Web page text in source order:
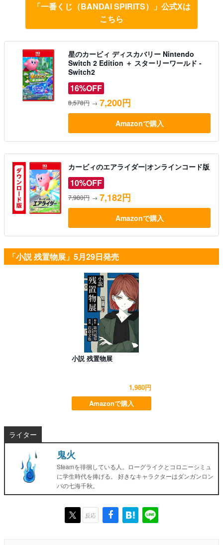
「一番くじ（BANDAI SPIRITS）」公式Xは
こちら
星のカービィ ディスカバリー Nintendo
Switch 2 Edition ＋ スターリーワールド -
Switch2
16%OFF
8,578円 → 7,200円
Amazonで購入
カービィのエアライダー|オンラインコード版
10%OFF
7,980円 → 7,182円
Amazonで購入
「小説 残置物展」5月29日発売
小説 残置物展
1,980円
Amazonで購入
ライター
鬼火
Steamを徘徊している人。ローグライクとコロニーシミュ
に学生時代を捧げる。 好きなキャラクターはダンガンロン
パの七海千秋。
反応